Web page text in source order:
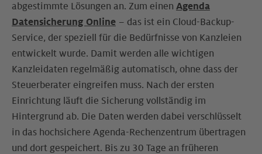
abgestimmte Lösungen an. Zum einen Agenda
Datensicherung Online – das ist ein Cloud-Backup-
Service, der speziell für die Bedürfnisse von Kanzleien
entwickelt wurde. Damit werden alle wichtigen
Kanzleidaten regelmäßig automatisch, ohne dass der
Steuerberater eingreifen muss. Nach der ersten
Einrichtung läuft die Sicherung vollständig im
Hintergrund ab. Die Daten werden dabei verschlüsselt
in das hochsichere Agenda-Rechenzentrum übertragen
und dort gespeichert. Bis zu 30 Tage an früheren